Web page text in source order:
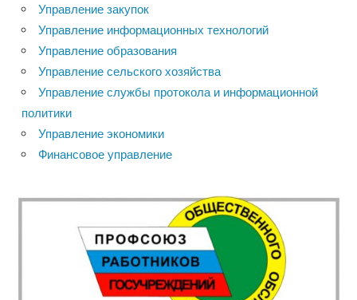
Управление закупок
Управление информационных технологий
Управление образования
Управление сельского хозяйства
Управление службы протокола и информационной
политики
Управление экономики
Финансовое управление